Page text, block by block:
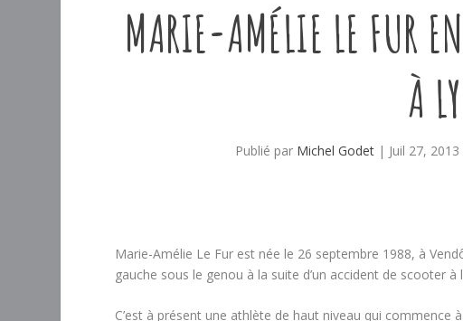
MARIE-AMÉLIE LE FUR
À
Publié par Michel Godet | Juil 27, 2013
Marie-Amélie Le Fur est née le 26 septembre 1988, à
gauche sous le genou à la suite d’un accident de scooter à
C’est à présent une athlète de haut niveau qui